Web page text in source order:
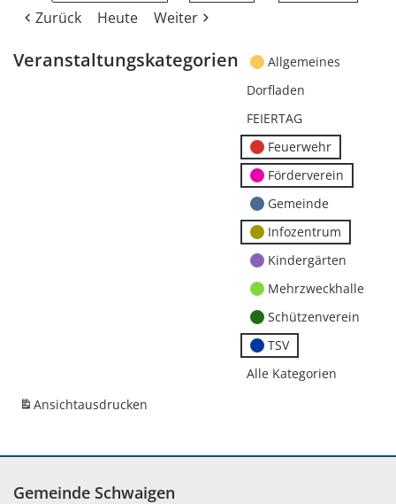
Zurück Heute Weiter
Veranstaltungskategorien
Allgemeines
Dorfladen
FEIERTAG
Feuerwehr
Förderverein
Gemeinde
Infozentrum
Kindergärten
Mehrzweckhalle
Schützenverein
TSV
Alle Kategorien
Ansichtausdrucken
Gemeinde Schwaigen